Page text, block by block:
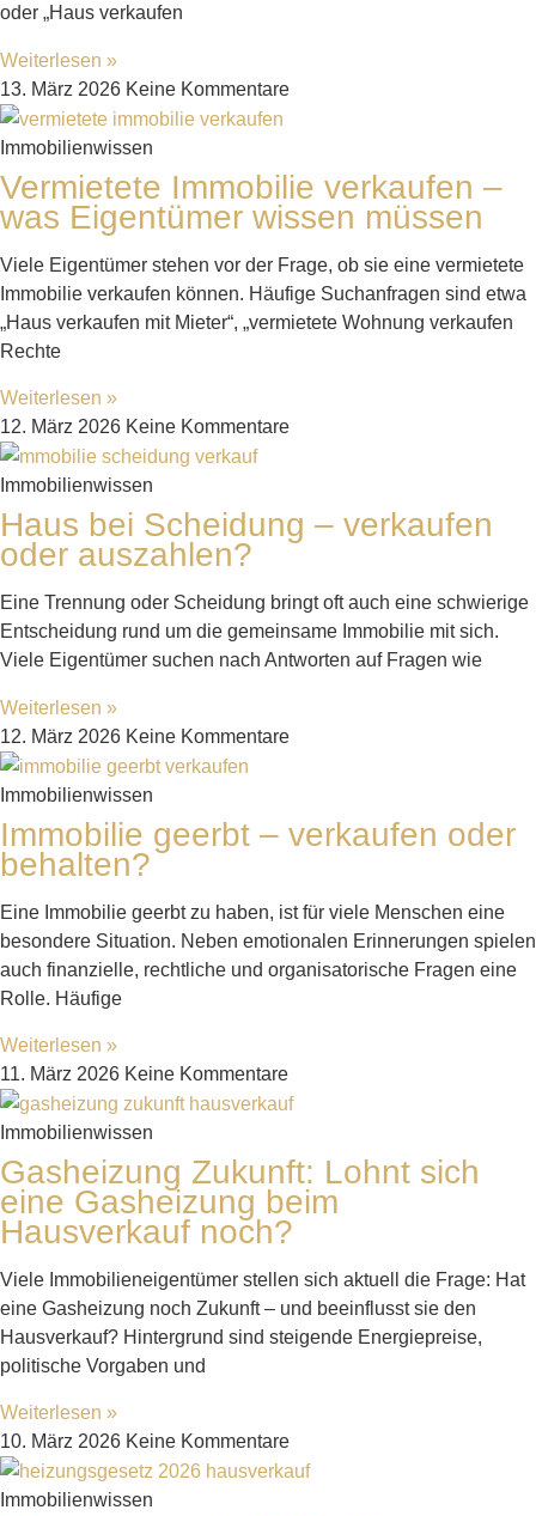
oder „Haus verkaufen
Weiterlesen »
13. März 2026 Keine Kommentare
Immobilienwissen
Vermietete Immobilie verkaufen –
was Eigentümer wissen müssen
Viele Eigentümer stehen vor der Frage, ob sie eine vermietete
Immobilie verkaufen können. Häufige Suchanfragen sind etwa
„Haus verkaufen mit Mieter“, „vermietete Wohnung verkaufen
Rechte
Weiterlesen »
12. März 2026 Keine Kommentare
Immobilienwissen
Haus bei Scheidung – verkaufen
oder auszahlen?
Eine Trennung oder Scheidung bringt oft auch eine schwierige
Entscheidung rund um die gemeinsame Immobilie mit sich.
Viele Eigentümer suchen nach Antworten auf Fragen wie
Weiterlesen »
12. März 2026 Keine Kommentare
Immobilienwissen
Immobilie geerbt – verkaufen oder
behalten?
Eine Immobilie geerbt zu haben, ist für viele Menschen eine
besondere Situation. Neben emotionalen Erinnerungen spielen
auch finanzielle, rechtliche und organisatorische Fragen eine
Rolle. Häufige
Weiterlesen »
11. März 2026 Keine Kommentare
Immobilienwissen
Gasheizung Zukunft: Lohnt sich
eine Gasheizung beim
Hausverkauf noch?
Viele Immobilieneigentümer stellen sich aktuell die Frage: Hat
eine Gasheizung noch Zukunft – und beeinflusst sie den
Hausverkauf? Hintergrund sind steigende Energiepreise,
politische Vorgaben und
Weiterlesen »
10. März 2026 Keine Kommentare
Immobilienwissen